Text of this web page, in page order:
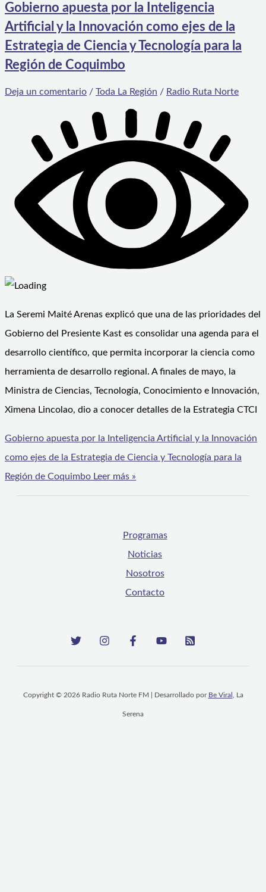
Gobierno apuesta por la Inteligencia
Artificial y la Innovación como ejes de la
Estrategia de Ciencia y Tecnología para la
Región de Coquimbo
Deja un comentario / Toda La Región / Radio Ruta Norte
La Seremi Maité Arenas explicó que una de las prioridades del
Gobierno del Presiente Kast es consolidar una agenda para el
desarrollo científico, que permita incorporar la ciencia como
herramienta de desarrollo regional. A finales de mayo, la
Ministra de Ciencias, Tecnología, Conocimiento e Innovación,
Ximena Lincolao, dio a conocer detalles de la Estrategia CTCI
Gobierno apuesta por la Inteligencia Artificial y la Innovación
como ejes de la Estrategia de Ciencia y Tecnología para la
Región de Coquimbo Leer más »
Programas
Noticias
Nosotros
Contacto
Copyright © 2026 Radio Ruta Norte FM | Desarrollado por Be Viral , La
Serena